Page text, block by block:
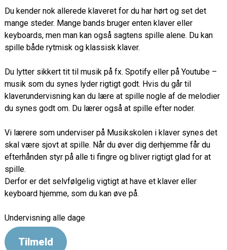
Du kender nok allerede klaveret for du har hørt og set det
mange steder. Mange bands bruger enten klaver eller
keyboards, men man kan også sagtens spille alene. Du kan
spille både rytmisk og klassisk klaver.
Du lytter sikkert tit til musik på fx. Spotify eller på Youtube –
musik som du synes lyder rigtigt godt. Hvis du går til
klaverundervisning kan du lære at spille nogle af de melodier
du synes godt om. Du lærer også at spille efter noder.
Vi lærere som underviser på Musikskolen i klaver synes det
skal være sjovt at spille. Når du øver dig derhjemme får du
efterhånden styr på alle ti fingre og bliver rigtigt glad for at
spille.
Derfor er det selvfølgelig vigtigt at have et klaver eller
keyboard hjemme, som du kan øve på.
Undervisning alle dage
Tilmeld